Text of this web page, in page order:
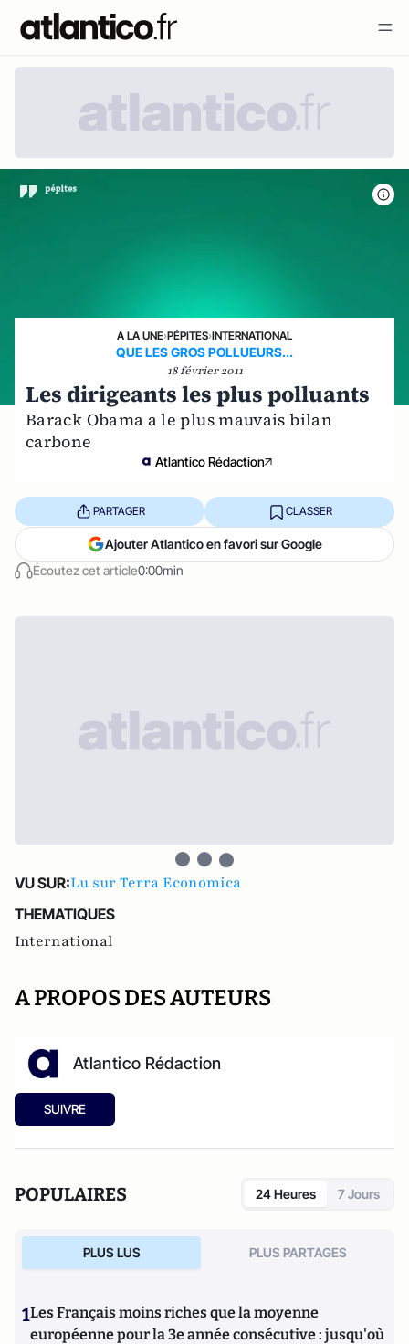
A LA UNE›PÉPITES›INTERNATIONAL
QUE LES GROS POLLUEURS...
18 février 2011
Les dirigeants les plus polluants
Barack Obama a le plus mauvais bilan
carbone
Atlantico Rédaction
Écoutez cet article0:00min
PARTAGER CLASSER
Ajouter Atlantico en favori sur Google
VU SUR:Lu sur Terra Economica
THEMATIQUES
International
A PROPOS DES AUTEURS
Atlantico Rédaction
SUIVRE
POPULAIRES 24 Heures 7 Jours
PLUS LUS PLUS PARTAGES
1Les Français moins riches que la moyenne
européenne pour la 3e année consécutive : jusqu'où